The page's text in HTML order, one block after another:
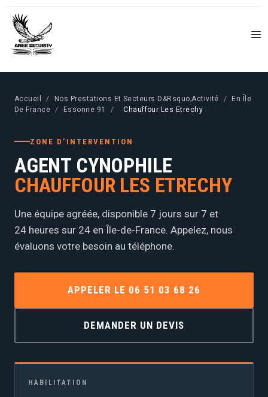
Accueil / Nos Prestations Et Secteurs D&Rsquo;Activité /
En Île
De France / Essonne 91 / Chauffour Les Etrechy
ZONE D’INTERVENTION
AGENT CYNOPHILE
CHAUFFOUR LES ETRECHY
Une équipe agréée, disponible 7 jours sur 7 et
24 heures sur 24 en Île-de-France. Appelez, nous
évaluons votre besoin au téléphone.
APPELER LE 06 51 03 68 26
DEMANDER UN DEVIS
HABILITATION